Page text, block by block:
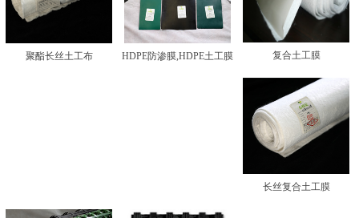
聚酯长丝土工布 HDPE防渗膜,HDPE土工膜 复合土工膜
长丝复合土工膜